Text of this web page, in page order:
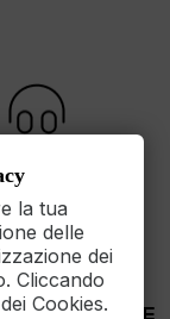
9 alle 17
SECURE
la tua
delle
dei
Cliccando
Cookies.